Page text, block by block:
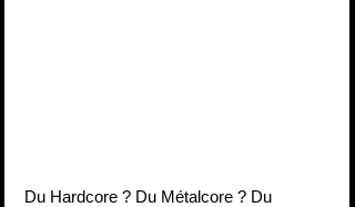
Du Hardcore ? Du Métalcore ? Du